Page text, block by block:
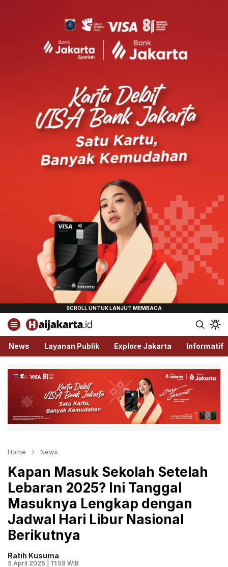
Haijakarta.id
Semua Tentang Jakarta Ada Disini!
News Layanan Publik Explore Jakarta Informatif
Home News
Kapan Masuk Sekolah Setelah
Lebaran 2025? Ini Tanggal
Masuknya Lengkap dengan
Jadwal Hari Libur Nasional
Berikutnya
Ratih Kusuma
5 April 2025 | 11:59 WIB